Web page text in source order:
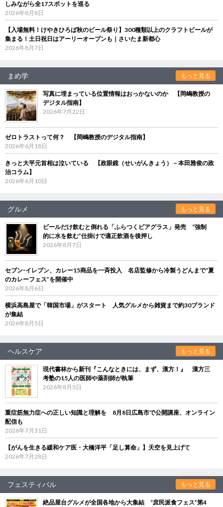
しみながら全17スポットを巡る
2026年8月8日
【入場無料！けやきひろば秋のビール祭り】300種類以上のクラフトビールが
集まる！土日祝日はアーリーオープンも｜さいたま新都心
2026年8月7日
まめ学 もっと見る
写真に埋まっている位置情報はおっかないのか 【岡嶋教授の
デジタル指南】
2026年7月22日
ゼロトラストって何？ 【岡嶋教授のデジタル指南】
2026年6月18日
きっと大平元首相は泣いている 【政眼鏡（せいがんきょう）－本田雅俊の政
治コラム】
2026年6月10日
グルメ もっと見る
ビールだけ飲むと倒れる「ふらつくビアグラス」発売 “強制
的に水を飲む”仕掛けで適正飲酒を後押し
2026年8月7日
セブン‐イレブン、カレー15商品を一斉投入 名店監修から冷製うどんまで“夏
のカレーフェス”を開催中
2026年8月6日
横浜高島屋で「韓国市場」がスタート 人気グルメから雑貨まで約30ブランド
が集結
2026年8月5日
ヘルスケア もっと見る
現代書林から新刊『こんなときには、まず、漢方！』 漢方三
考塾の15人の医師や薬剤師が執筆
2026年8月5日
重症筋無力症への正しい知識と理解を 8月8日広島市で公開講座、オンライン
配信も
2026年7月31日
【がんを生きる緩和ケア医・大橋洋平「足し算命」】天空を見上げて
2026年7月28日
フェスティバル もっと見る
絶品屋台グルメが全国各地から大集結 “庶民派食フェス”第4